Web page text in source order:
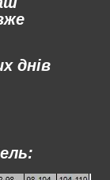
днів